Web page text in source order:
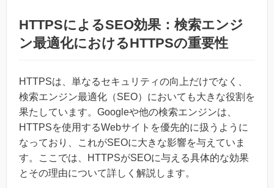
HTTPSによるSEO効果：検索エンジ
ン最適化におけるHTTPSの重要性
HTTPSは、単なるセキュリティの向上だけでなく、
検索エンジン最適化（SEO）においても大きな役割を
果たしています。Googleや他の検索エンジンは、
HTTPSを使用するWebサイトを優先的に扱うように
なっており、これがSEOに大きな影響を与えていま
す。ここでは、HTTPSがSEOに与える具体的な効果
とその理由について詳しく解説します。